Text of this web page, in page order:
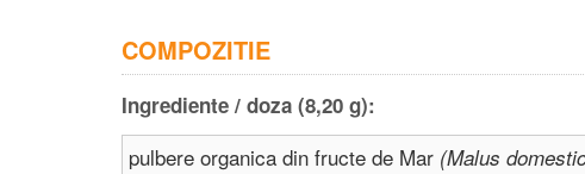
COMPOZITIE
Ingrediente / doza (8,20 g):
pulbere organica din fructe de Mar (Malus